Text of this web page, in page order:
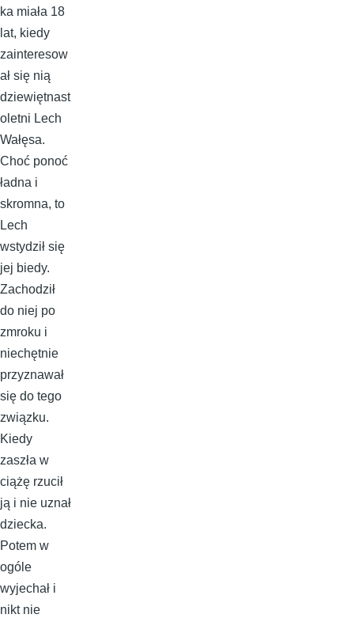
ka miała 18
lat, kiedy
zainteresow
ał się nią
dziewiętnast
oletni Lech
Wałęsa.
Choć ponoć
ładna i
skromna, to
Lech
wstydził się
jej biedy.
Zachodził
do niej po
zmroku i
niechętnie
przyznawał
się do tego
związku.
Kiedy
zaszła w
ciążę rzucił
ją i nie uznał
dziecka.
Potem w
ogóle
wyjechał i
nikt nie